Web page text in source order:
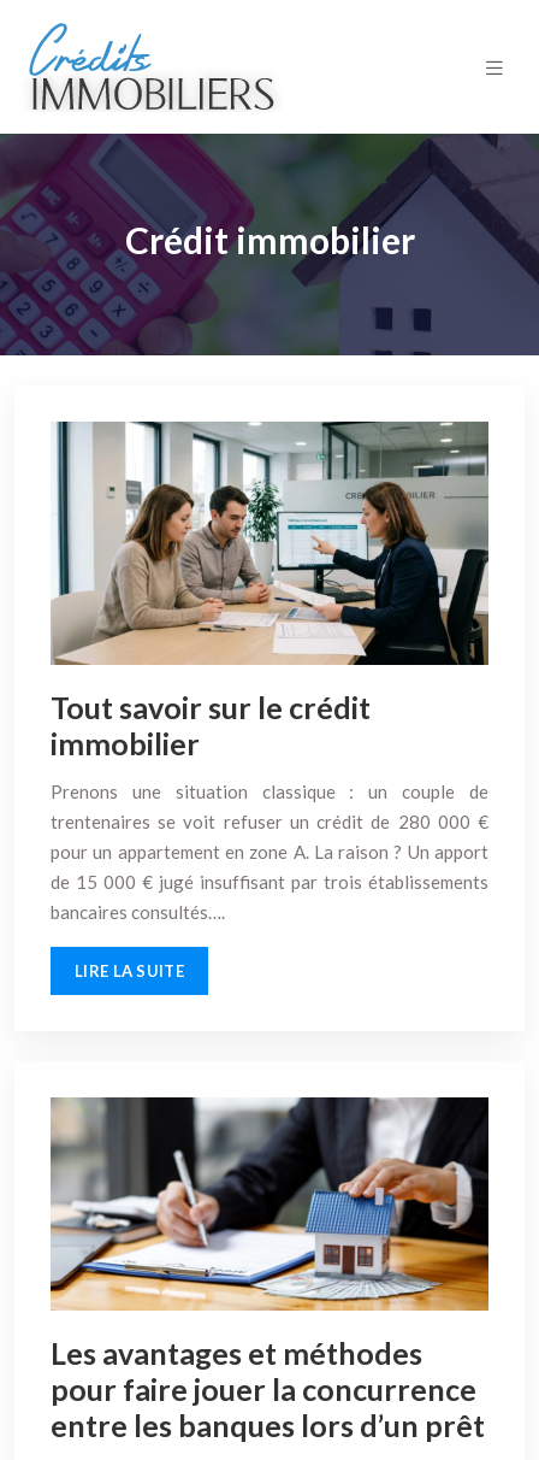
Crédit immobilier
Tout savoir sur le crédit
immobilier
Prenons une situation classique : un couple de
trentenaires se voit refuser un crédit de 280 000 €
pour un appartement en zone A. La raison ? Un apport
de 15 000 € jugé insuffisant par trois établissements
bancaires consultés….
LIRE LA SUITE
Les avantages et méthodes
pour faire jouer la concurrence
entre les banques lors d’un prêt